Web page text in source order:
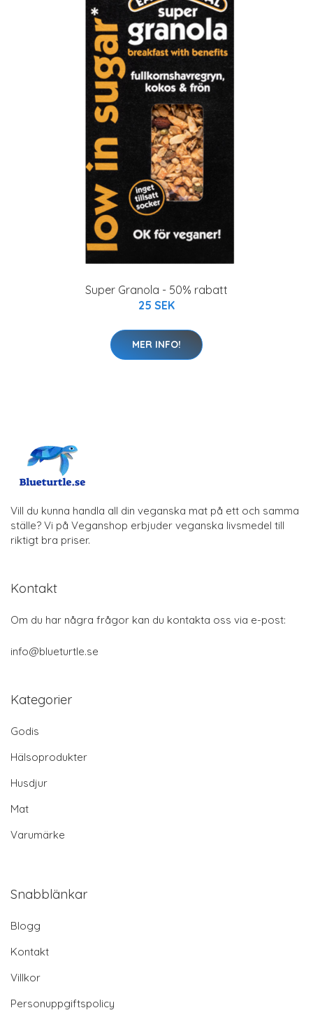
Super Granola - 50% rabatt
25 SEK
MER INFO!
Vill du kunna handla all din veganska mat på ett och samma
ställe? Vi på Veganshop erbjuder veganska livsmedel till
riktigt bra priser.
Kontakt
Om du har några frågor kan du kontakta oss via e-post:
info@blueturtle.se
Kategorier
Godis
Hälsoprodukter
Husdjur
Mat
Varumärke
Snabblänkar
Blogg
Kontakt
Villkor
Personuppgiftspolicy